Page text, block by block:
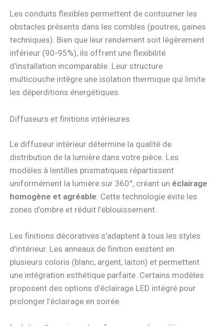
Les conduits flexibles permettent de contourner les
obstacles présents dans les combles (poutres, gaines
techniques). Bien que leur rendement soit légèrement
inférieur (90-95%), ils offrent une flexibilité
d’installation incomparable. Leur structure
multicouche intègre une isolation thermique qui limite
les déperditions énergétiques.
Diffuseurs et finitions intérieures
Le diffuseur intérieur détermine la qualité de
distribution de la lumière dans votre pièce. Les
modèles à lentilles prismatiques répartissent
uniformément la lumière sur 360°, créant un éclairage
homogène et agréable. Cette technologie évite les
zones d’ombre et réduit l’éblouissement.
Les finitions décoratives s’adaptent à tous les styles
d’intérieur. Les anneaux de finition existent en
plusieurs coloris (blanc, argent, laiton) et permettent
une intégration esthétique parfaite. Certains modèles
proposent des options d’éclairage LED intégré pour
prolonger l’éclairage en soirée.